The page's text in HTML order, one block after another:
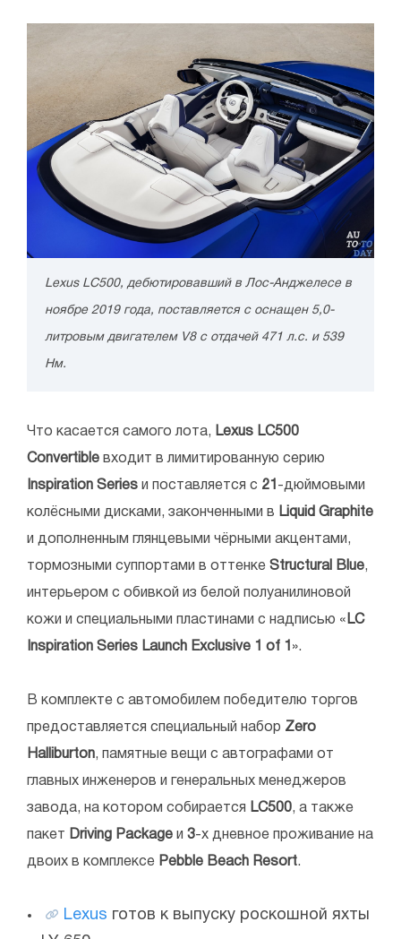
Lexus LC500, дебютировавший в Лос-Анджелесе в
ноябре 2019 года, поставляется с оснащен 5,0-
литровым двигателем V8 с отдачей 471 л.с. и 539
Нм.
Что касается самого лота, Lexus LC500
Convertible входит в лимитированную серию
Inspiration Series и поставляется с 21 -дюймовыми
колёсными дисками, законченными в Liquid Graphite
и дополненным глянцевыми чёрными акцентами,
тормозными суппортами в оттенке Structural Blue,
интерьером с обивкой из белой полу­анилиновой
кожи и специальными пластинами с надписью « LC
Inspiration Series Launch Exclusive 1 of 1 ».
В комплекте с автомобилем победителю торгов
предоставляется специальный набор Zero
Halliburton, памятные вещи с автографами от
главных инженеров и генеральных менеджеров
завода, на котором собирается LC500, а также
пакет Driving Package и 3-х дневное проживание на
двоих в комплексе Pebble Beach Resort.
Lexus готов к выпуску роскошной яхты